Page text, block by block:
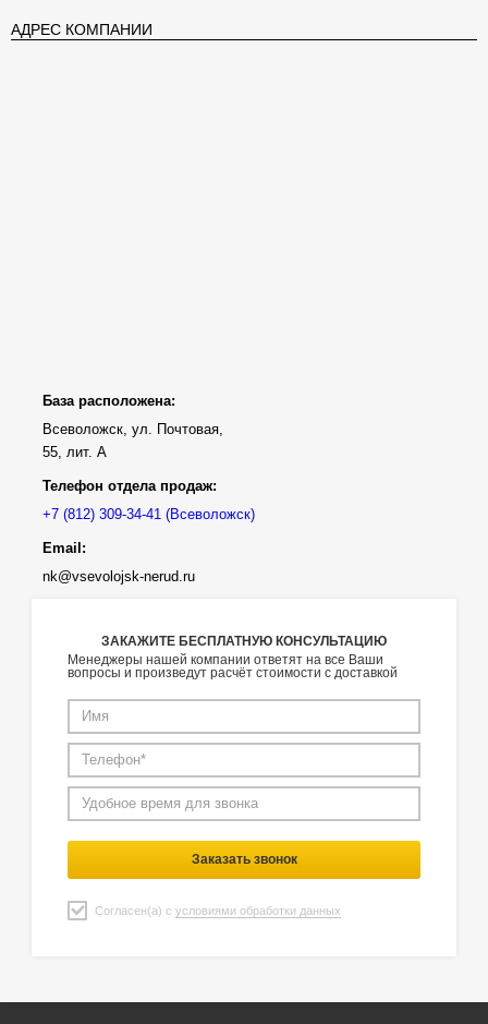
АДРЕС КОМПАНИИ
База расположена:
Всеволожск, ул. Почтовая,
55, лит. А
Телефон отдела продаж:
(Всеволожск)
Email:
nk@vsevolojsk-nerud.ru
ЗАКАЖИТЕ БЕСПЛАТНУЮ КОНСУЛЬТАЦИЮ
Менеджеры нашей компании ответят на все Ваши
вопросы и произведут расчёт стоимости с доставкой
Заказать звонок
Согласен(а) с условиями обработки данных